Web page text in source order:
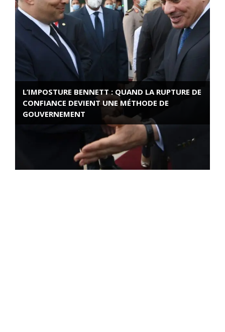
L’IMPOSTURE BENNETT : QUAND LA RUPTURE DE
CONFIANCE DEVIENT UNE MÉTHODE DE
GOUVERNEMENT
ROSE VALLAND, HEROÏNE DE LA RESISTANCE